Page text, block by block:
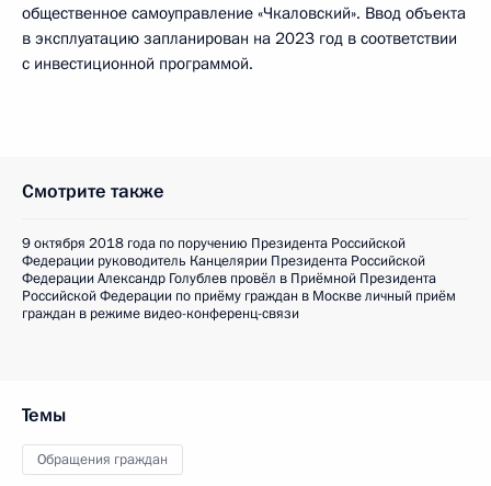
общественное самоуправление «Чкаловский». Ввод объекта
в эксплуатацию запланирован на 2023 год в соответствии
с инвестиционной программой.
Смотрите также
9 октября 2018 года по поручению Президента Российской
Федерации руководитель Канцелярии Президента Российской
Федерации Александр Голублев провёл в Приёмной Президента
Российской Федерации по приёму граждан в Москве личный приём
граждан в режиме видео-конференц-связи
Темы
Обращения граждан